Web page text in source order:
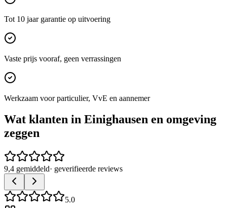
Tot 10 jaar garantie op uitvoering
Vaste prijs vooraf, geen verrassingen
Werkzaam voor particulier, VvE en aannemer
Wat klanten in Einighausen en omgeving
zeggen
9,4 gemiddeld· geverifieerde reviews
5.0